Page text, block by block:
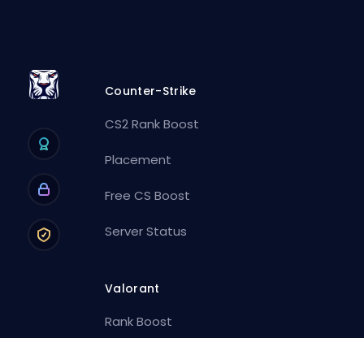
Counter-Strike
CS2 Rank Boost
Placement
Free CS Boost
Server Status
Valorant
Rank Boost